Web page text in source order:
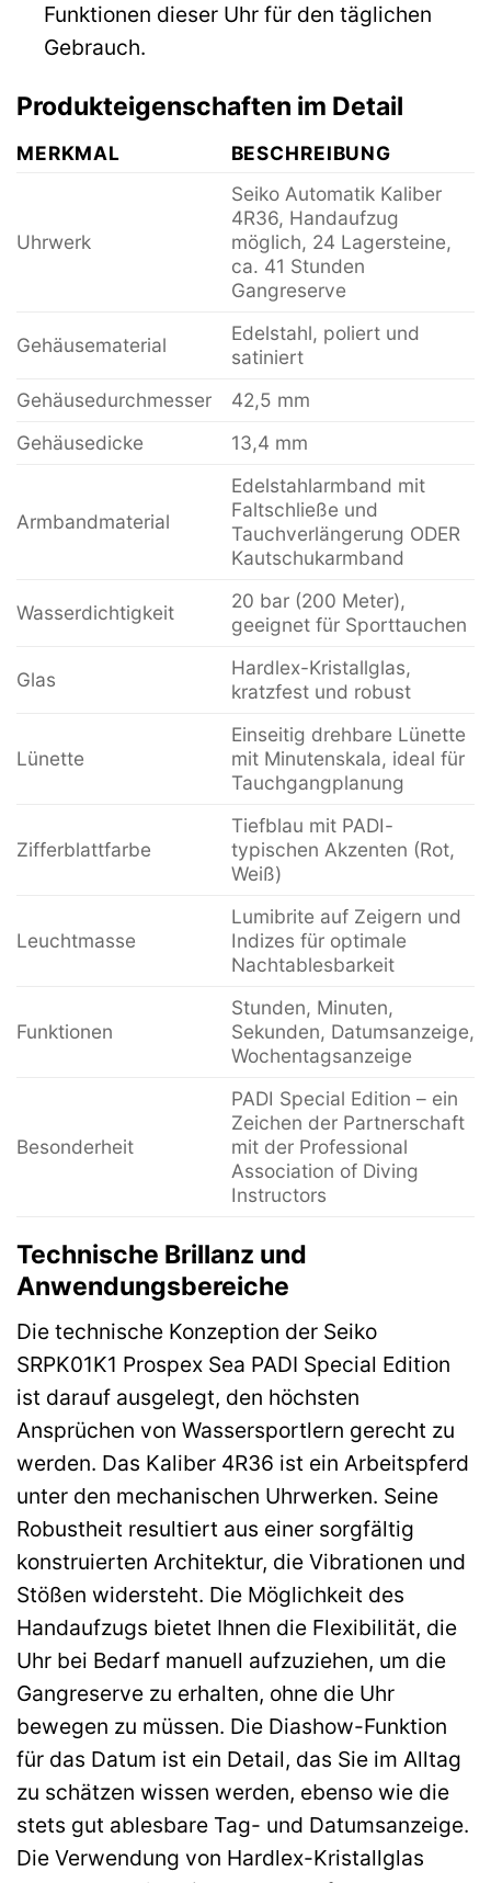
Funktionen dieser Uhr für den täglichen
Gebrauch.
Produkteigenschaften im Detail
MERKMAL BESCHREIBUNG
Uhrwerk
Seiko Automatik Kaliber
4R36, Handaufzug
möglich, 24 Lagersteine,
ca. 41 Stunden
Gangreserve
Gehäusematerial
Edelstahl, poliert und
satiniert
Gehäusedurchmesser
42,5 mm
Gehäusedicke
13,4 mm
Armbandmaterial
Edelstahlarmband mit
Faltschließe und
Tauchverlängerung ODER
Kautschukarmband
Wasserdichtigkeit
20 bar (200 Meter),
geeignet für Sporttauchen
Glas
Hardlex-Kristallglas,
kratzfest und robust
Lünette
Einseitig drehbare Lünette
mit Minutenskala, ideal für
Tauchgangplanung
Zifferblattfarbe
Tiefblau mit PADI-
typischen Akzenten (Rot,
Weiß)
Leuchtmasse
Lumibrite auf Zeigern und
Indizes für optimale
Nachtablesbarkeit
Funktionen
Stunden, Minuten,
Sekunden, Datumsanzeige,
Wochentagsanzeige
Besonderheit
PADI Special Edition – ein
Zeichen der Partnerschaft
mit der Professional
Association of Diving
Instructors
Technische Brillanz und
Anwendungsbereiche
Die technische Konzeption der Seiko
SRPK01K1 Prospex Sea PADI Special Edition
ist darauf ausgelegt, den höchsten
Ansprüchen von Wassersportlern gerecht zu
werden. Das Kaliber 4R36 ist ein Arbeitspferd
unter den mechanischen Uhrwerken. Seine
Robustheit resultiert aus einer sorgfältig
konstruierten Architektur, die Vibrationen und
Stößen widersteht. Die Möglichkeit des
Handaufzugs bietet Ihnen die Flexibilität, die
Uhr bei Bedarf manuell aufzuziehen, um die
Gangreserve zu erhalten, ohne die Uhr
bewegen zu müssen. Die Diashow-Funktion
für das Datum ist ein Detail, das Sie im Alltag
zu schätzen wissen werden, ebenso wie die
stets gut ablesbare Tag- und Datumsanzeige.
Die Verwendung von Hardlex-Kristallglas